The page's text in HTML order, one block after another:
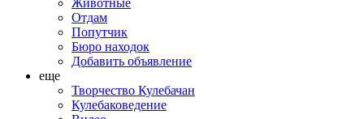
Животные
Отдам
Попутчик
Бюро находок
Добавить объявление
еще
Творчество Кулебачан
Кулебаковедение